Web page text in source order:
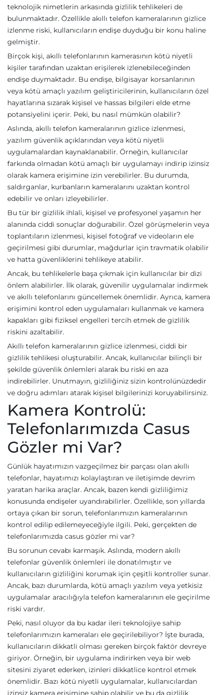
teknolojik nimetlerin arkasında gizlilik tehlikeleri de
bulunmaktadır. Özellikle akıllı telefon kameralarının gizlice
izlenme riski, kullanıcıların endişe duyduğu bir konu haline
gelmiştir.
Birçok kişi, akıllı telefonlarının kamerasının kötü niyetli
kişiler tarafından uzaktan erişilerek izlenebileceğinden
endişe duymaktadır. Bu endişe, bilgisayar korsanlarının
veya kötü amaçlı yazılım geliştiricilerinin, kullanıcıların özel
hayatlarına sızarak kişisel ve hassas bilgileri elde etme
potansiyelini içerir. Peki, bu nasıl mümkün olabilir?
Aslında, akıllı telefon kameralarının gizlice izlenmesi,
yazılım güvenlik açıklarından veya kötü niyetli
uygulamalardan kaynaklanabilir. Örneğin, kullanıcılar
farkında olmadan kötü amaçlı bir uygulamayı indirip izinsiz
olarak kamera erişimine izin verebilirler. Bu durumda,
saldırganlar, kurbanların kameralarını uzaktan kontrol
edebilir ve onları izleyebilirler.
Bu tür bir gizlilik ihlali, kişisel ve profesyonel yaşamın her
alanında ciddi sonuçlar doğurabilir. Özel görüşmelerin veya
toplantıların izlenmesi, kişisel fotoğraf ve videoların ele
geçirilmesi gibi durumlar, mağdurlar için travmatik olabilir
ve hatta güvenliklerini tehlikeye atabilir.
Ancak, bu tehlikelerle başa çıkmak için kullanıcılar bir dizi
önlem alabilirler. İlk olarak, güvenilir uygulamalar indirmek
ve akıllı telefonlarını güncellemek önemlidir. Ayrıca, kamera
erişimini kontrol eden uygulamaları kullanmak ve kamera
kapakları gibi fiziksel engelleri tercih etmek de gizlilik
riskini azaltabilir.
Akıllı telefon kameralarının gizlice izlenmesi, ciddi bir
gizlilik tehlikesi oluşturabilir. Ancak, kullanıcılar bilinçli bir
şekilde güvenlik önlemleri alarak bu riski en aza
indirebilirler. Unutmayın, gizliliğiniz sizin kontrolünüzdedir
ve doğru adımları atarak kişisel bilgilerinizi koruyabilirsiniz.
Kamera Kontrolü:
Telefonlarımızda Casus
Gözler mi Var?
Günlük hayatımızın vazgeçilmez bir parçası olan akıllı
telefonlar, hayatımızı kolaylaştıran ve iletişimde devrim
yaratan harika araçlar. Ancak, bazen kendi gizliliğimiz
konusunda endişeler uyandırabilirler. Özellikle, son yıllarda
ortaya çıkan bir sorun, telefonlarımızın kameralarının
kontrol edilip edilemeyeceğiyle ilgili. Peki, gerçekten de
telefonlarımızda casus gözler mi var?
Bu sorunun cevabı karmaşık. Aslında, modern akıllı
telefonlar güvenlik önlemleri ile donatılmıştır ve
kullanıcıların gizliliğini korumak için çeşitli kontroller sunar.
Ancak, bazı durumlarda, kötü amaçlı yazılım veya yetkisiz
uygulamalar aracılığıyla telefon kameralarının ele geçirilme
riski vardır.
Peki, nasıl oluyor da bu kadar ileri teknolojiye sahip
telefonlarımızın kameraları ele geçirilebiliyor? İşte burada,
kullanıcıların dikkatli olması gereken birçok faktör devreye
giriyor. Örneğin, bir uygulama indirirken veya bir web
sitesini ziyaret ederken, izinleri dikkatlice kontrol etmek
önemlidir. Bazı kötü niyetli uygulamalar, kullanıcılardan
izinsiz kamera erişimine sahip olabilir ve bu da gizlilik